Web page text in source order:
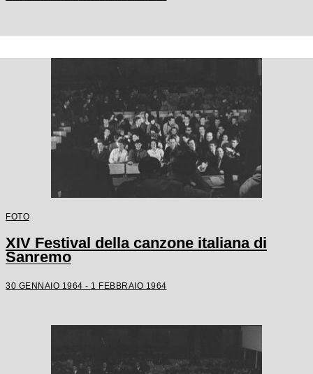
FOTO
XIV Festival della canzone italiana di
Sanremo
30 GENNAIO 1964 - 1 FEBBRAIO 1964